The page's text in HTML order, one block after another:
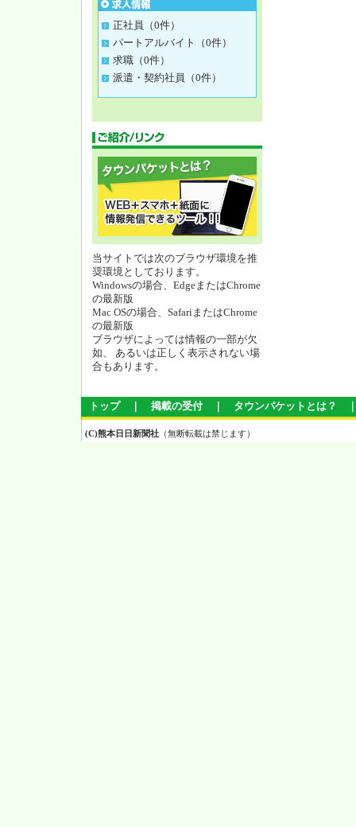
正社員（0件）
パートアルバイト（0件）
求職（0件）
派遣・契約社員（0件）
当サイトでは次のブラウザ環境を推
奨環境としております。
Windowsの場合、EdgeまたはChrome
の最新版
Mac OSの場合、SafariまたはChrome
の最新版
ブラウザによっては情報の一部が欠
如、 あるいは正しく表示されない場
合もあります。
トップ｜ 掲載の受付｜ タウンパケットとは？
(C)熊本日日新聞社（無断転載は禁じます）